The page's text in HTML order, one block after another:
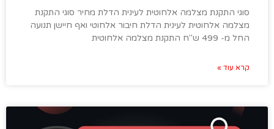
סוגי התקנת מצלמה אלחוטית לעינית הדלת מחיר סוגי התקנת
מצלמה אלחוטית לעינית הדלת חיבור אלחוטי ואף חיישן תנועה
החל מ- 499 ש"ח התקנת מצלמה אלחוטית
קרא עוד »